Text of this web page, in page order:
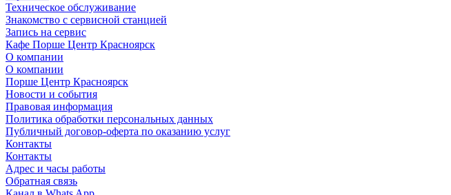
Техническое обслуживание
Знакомство с сервисной станцией
Запись на сервис
Кафе Порше Центр Красноярск
О компании
О компании
Порше Центр Красноярск
Новости и события
Правовая информация
Политика обработки персональных данных
Публичный договор-оферта по оказанию услуг
Контакты
Контакты
Адрес и часы работы
Обратная связь